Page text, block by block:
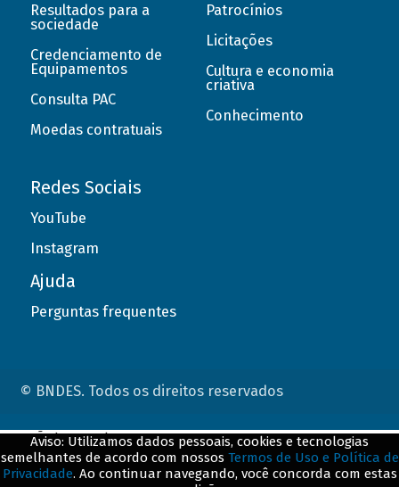
Resultados para a
sociedade
Credenciamento de
Equipamentos
Consulta PAC
Moedas contratuais
Patrocínios
Licitações
Cultura e economia
criativa
Conhecimento
Redes Sociais
YouTube
Instagram
Ajuda
Perguntas frequentes
© BNDES. Todos os direitos reservados
Aviso: Utilizamos dados pessoais, cookies e tecnologias
semelhantes de acordo com nossos Termos de Uso e Política de
Privacidade. Ao continuar navegando, você concorda com estas
ConteÃºdo complementar
${title}${badge}